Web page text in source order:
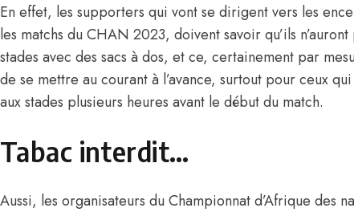
En effet, les supporters qui vont se dirigent vers les
les matchs du CHAN 2023, doivent savoir qu’ils
stades avec des sacs à dos, et ce, certainement par
de se mettre au courant à l’avance, surtout pour ceux
aux stades plusieurs heures avant le début du match.
Tabac interdit…
Aussi, les organisateurs du Championnat d’Afrique des